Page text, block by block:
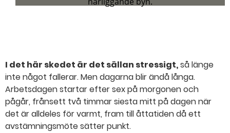
I det här skedet är det sällan stressigt,så länge
inte något fallerar. Men dagarna blir ändå långa.
Arbetsdagen startar efter sex på morgonen och
pågår, frånsett två timmar siesta mitt på dagen när
det är alldeles för varmt, fram till åttatiden då ett
avstämningsmöte sätter punkt.